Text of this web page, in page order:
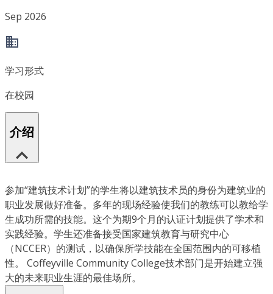
Sep 2026
学习形式
在校园
介绍
参加“建筑技术计划”的学生将以建筑技术员的身份为建筑业的
职业发展做好准备。多年的现场经验使我们的教练可以教给学
生成功所需的技能。这个为期9个月的认证计划提供了学术和
实践经验。学生还准备接受国家建筑教育与研究中心
（NCCER）的测试，以确保所学技能在全国范围内的可移植
性。 Coffeyville Community College技术部门是开始建立强
大的未来职业生涯的最佳场所。